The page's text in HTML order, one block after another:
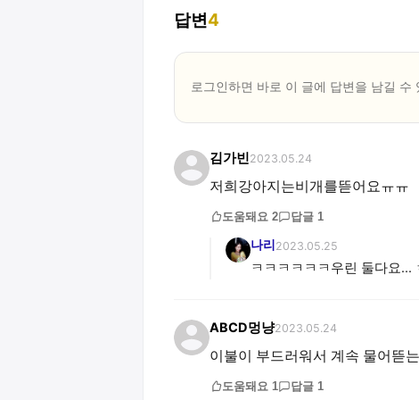
답변4
로그인하면 바로 이 글에 답변을 남길 수
김가빈2023.05.24
저희강아지는비개를뜯어요ㅠㅠ
도움돼요 2 답글 1
나리 2023.05.25
ㅋㅋㅋㅋㅋㅋ우린 둘다요...
ABCD멍냥2023.05.24
이불이 부드러워서 계속 물어뜯
도움돼요 1 답글 1